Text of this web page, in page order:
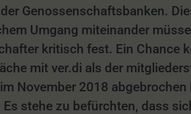
Genossenschaftsbanken.
Umgang miteinander
kritisch fest. Ein Chance
mit ver.di als der
November 2018
stehe zu befürchten, dass